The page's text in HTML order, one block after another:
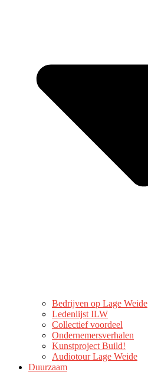
Bedrijven op Lage Weide
Ledenlijst ILW
Collectief voordeel
Ondernemersverhalen
Kunstproject Build!
Audiotour Lage Weide
Duurzaam